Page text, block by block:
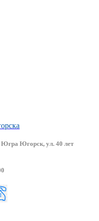
Югорск, ул. 40 лет